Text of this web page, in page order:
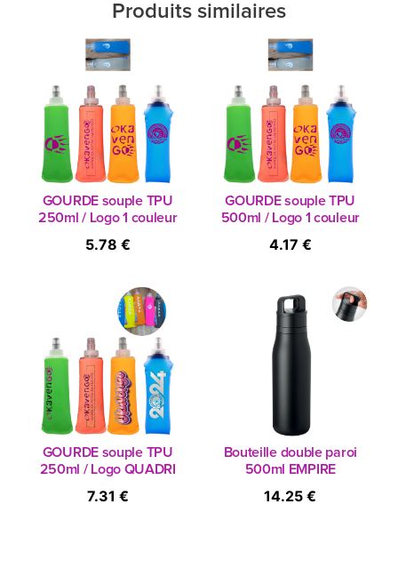
Produits similaires
GOURDE souple TPU
250ml / Logo 1 couleur
5.78 €
GOURDE souple TPU
500ml / Logo 1 couleur
4.17 €
GOURDE souple TPU
250ml / Logo QUADRI
7.31 €
Bouteille double paroi
500ml EMPIRE
14.25 €